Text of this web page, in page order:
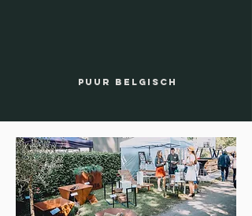
PUUR BELGISCH